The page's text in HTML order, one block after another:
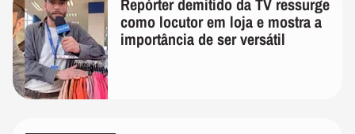
Repórter demitido da TV ressurge
como locutor em loja e mostra a
importância de ser versátil